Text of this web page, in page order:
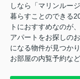
しなら「マリンルー
暮らすことのできる
トにおすすめなのが
アパートをお探しの
になる物件が見つか
お部屋の内覧予約な